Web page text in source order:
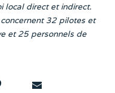
local direct et indirect.
32 pilotes et
et 25 personnels de